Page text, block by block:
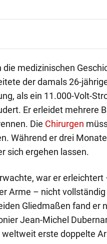
die medizinischen
der damals 26-
als ein 11.000-Volt-
Er erleidet mehrere
Die Chirurgen
Während er drei
sich ergehen lassen.
war er
Arme – nicht vollständig
Gliedmaßen fand er
Jean-Michel
erste doppelte